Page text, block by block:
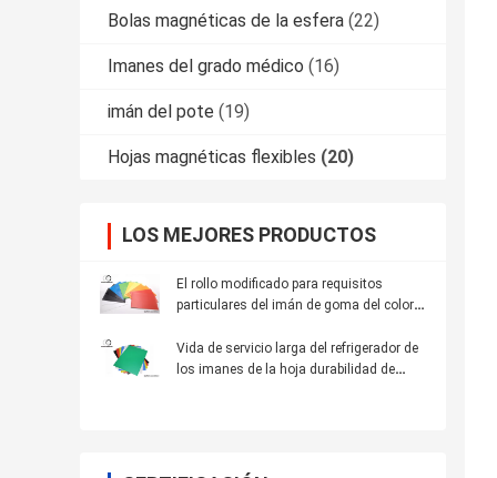
Bolas magnéticas de la esfera (22)
Imanes del grado médico (16)
imán del pote (19)
Hojas magnéticas flexibles (20)
LOS MEJORES PRODUCTOS
El rollo modificado para requisitos
particulares del imán de goma del color,
multifuncional
Vida de servicio larga del refrigerador de
los imanes de la hoja durabilidad de